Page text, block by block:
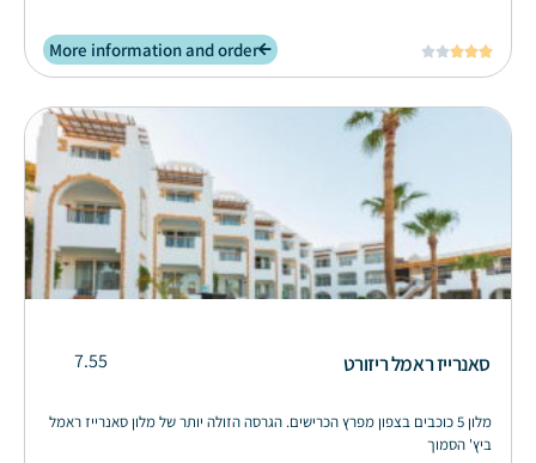





More information and order
סאנרייז ראמל ריזורט 7.55
מלון 5 כוכבים בצפון מפרץ הכרישים. הגרסה הזולה יותר של מלון סאנרייז ראמל
ביץ' הסמוך